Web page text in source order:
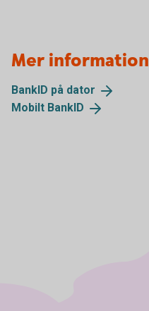
Mer information
BankID på dator
Mobilt BankID